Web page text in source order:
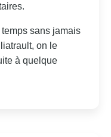
sans jamais
on le
à quelque